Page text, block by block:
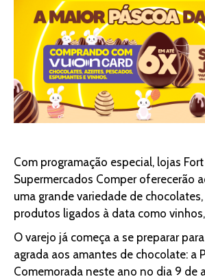
Com programação especial, lojas
Supermercados Comper oferecerão
uma grande variedade de
produtos ligados à data como
O varejo já começa a se preparar
agrada aos amantes de chocolate: a
Comemorada neste ano no dia 9 de